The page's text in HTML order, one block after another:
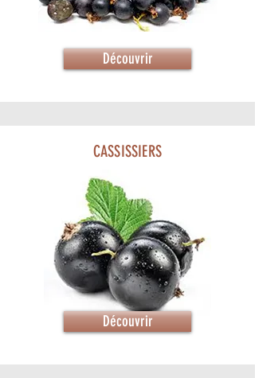
Découvrir
CASSISSIERS
Découvrir